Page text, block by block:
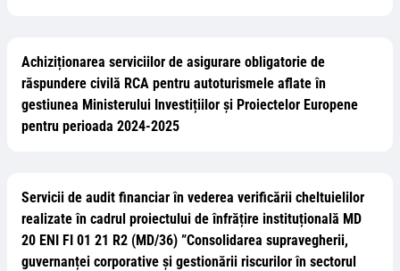
Achiziționarea serviciilor de asigurare obligatorie de
răspundere civilă RCA pentru autoturismele aflate în
gestiunea Ministerului Investițiilor și Proiectelor Europene
pentru perioada 2024-2025
Servicii de audit financiar în vederea verificării cheltuielilor
realizate în cadrul proiectului de înfrățire instituțională MD
20 ENI FI 01 21 R2 (MD/36) ”Consolidarea supravegherii,
guvernanței corporative și gestionării riscurilor în sectorul